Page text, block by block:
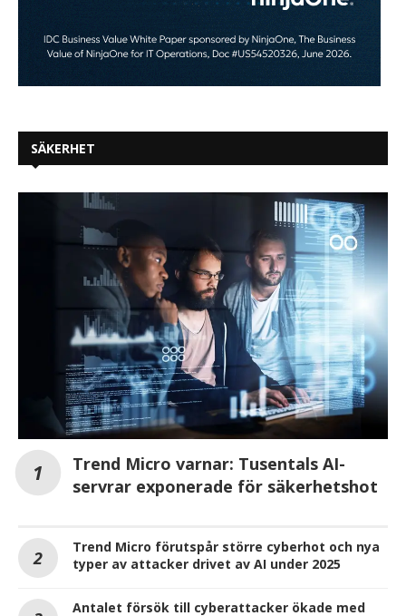
SÄKERHET
Trend Micro varnar: Tusentals AI-
servrar exponerade för säkerhetshot
Trend Micro förutspår större cyberhot och nya
typer av attacker drivet av AI under 2025
Antalet försök till cyberattacker ökade med